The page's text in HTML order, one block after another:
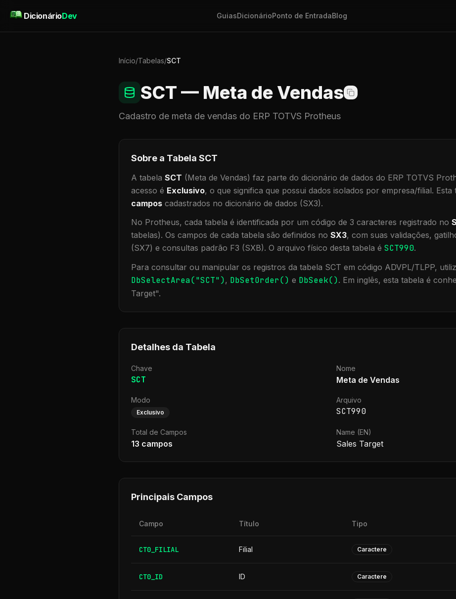
DicionárioDev GuiasDicionárioPonto de EntradaBlog
Início/Tabelas/SCT
SCT — Meta de Vendas
Cadastro de meta de vendas do ERP TOTVS Protheus
Sobre a Tabela SCT
A tabela SCT (Meta de Vendas) faz parte do dicionário de dados do ERP TOTVS
acesso é Exclusivo, o que significa que possui dados isolados por empresa/filial. Esta
campos cadastrados no dicionário de dados (SX3).
No Protheus, cada tabela é identificada por um código de 3 caracteres registrado no
tabelas). Os campos de cada tabela são definidos no SX3, com suas validações,
(SX7) e consultas padrão F3 (SXB). O arquivo físico desta tabela é SCT990.
Para consultar ou manipular os registros da tabela SCT em código ADVPL/TLPP,
DbSelectArea("SCT"), DbSetOrder() e DbSeek(). Em inglês, esta tabela é
Target".
Detalhes da Tabela
Chave
SCT
Nome
Meta de Vendas
Modo
Exclusivo
Arquivo
SCT990
Total de Campos
13 campos
Name (EN)
Sales Target
Principais Campos
Campo Título Tipo
CT0_FILIAL Filial Caractere
CT0_ID ID Caractere